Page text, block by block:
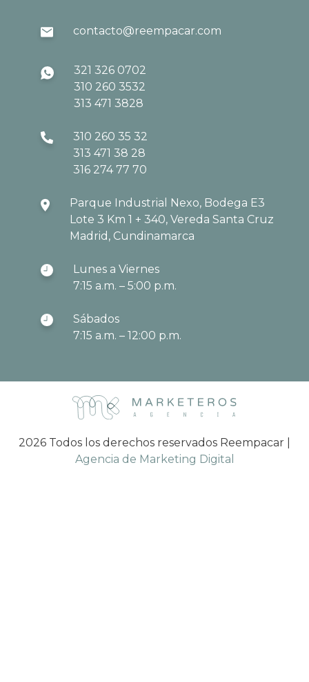
contacto@reempacar.com
321 326 0702
310 260 3532
313 471 3828
310 260 35 32
313 471 38 28
316 274 77 70
Parque Industrial Nexo, Bodega E3
Lote 3 Km 1 + 340, Vereda Santa Cruz
Madrid, Cundinamarca
Lunes a Viernes
7:15 a.m. – 5:00 p.m.
Sábados
7:15 a.m. – 12:00 p.m.
2026 Todos los derechos reservados Reempacar |
Agencia de Marketing Digital